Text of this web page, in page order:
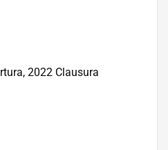
2022 Clausura